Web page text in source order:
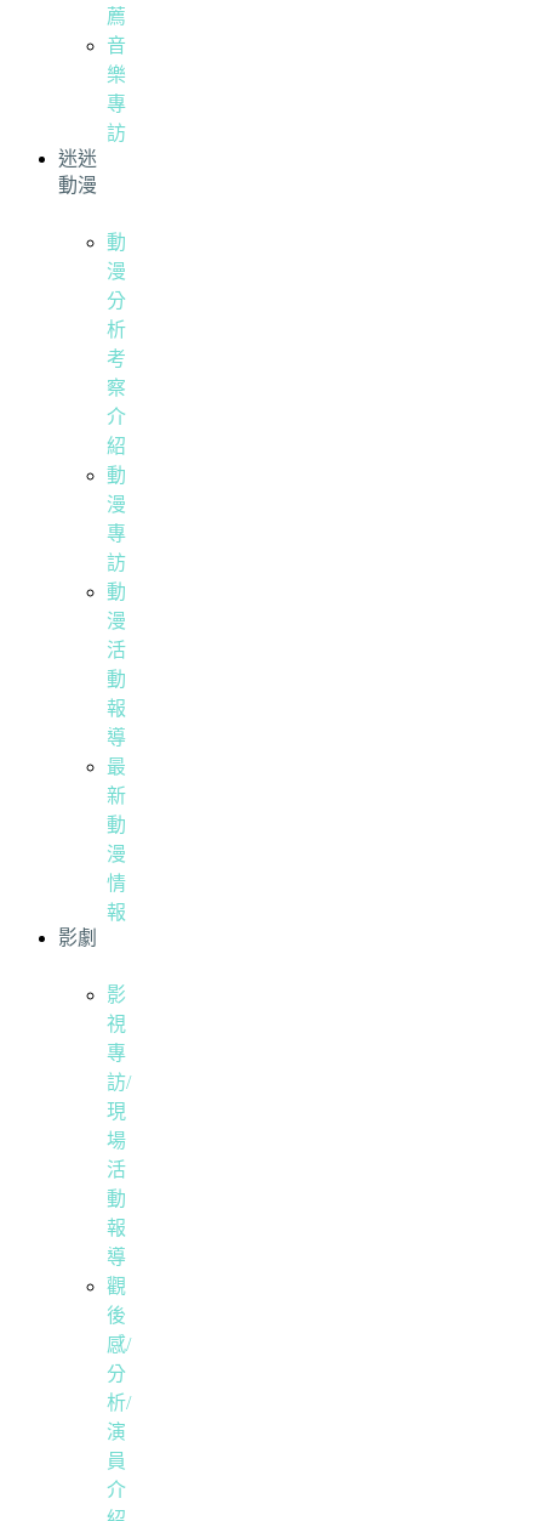
薦
音
樂
專
訪
迷迷
動漫
動
漫
分
析
考
察
介
紹
動
漫
專
訪
動
漫
活
動
報
導
最
新
動
漫
情
報
影劇
影
視
專
訪/
現
場
活
動
報
導
觀
後
感/
分
析/
演
員
介